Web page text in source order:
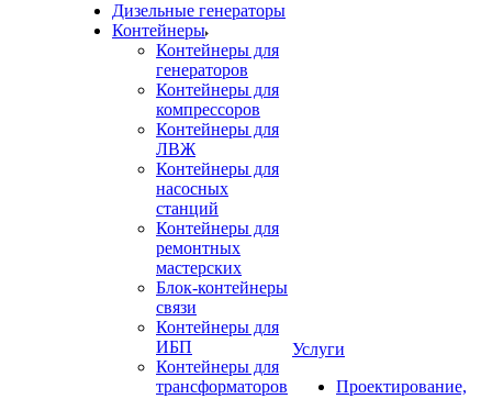
Дизельные генераторы
Контейнеры
Контейнеры для
генераторов
Контейнеры для
компрессоров
Контейнеры для
ЛВЖ
Контейнеры для
насосных
станций
Контейнеры для
ремонтных
мастерских
Блок-контейнеры
связи
Контейнеры для
ИБП
Контейнеры для
трансформаторов
Услуги
Проектирование,